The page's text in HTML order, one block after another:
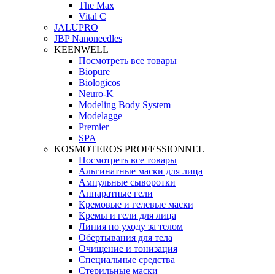
The Max
Vital C
JALUPRO
JBP Nanoneedles
KEENWELL
Посмотреть все товары
Biopure
Biologicos
Neuro‑K
Modeling Body System
Modelagge
Premier
SPA
KOSMOTEROS PROFESSIONNEL
Посмотреть все товары
Альгинатные маски для лица
Ампульные сыворотки
Аппаратные гели
Кремовые и гелевые маски
Кремы и гели для лица
Линия по уходу за телом
Обертывания для тела
Очищение и тонизация
Специальные средства
Стерильные маски